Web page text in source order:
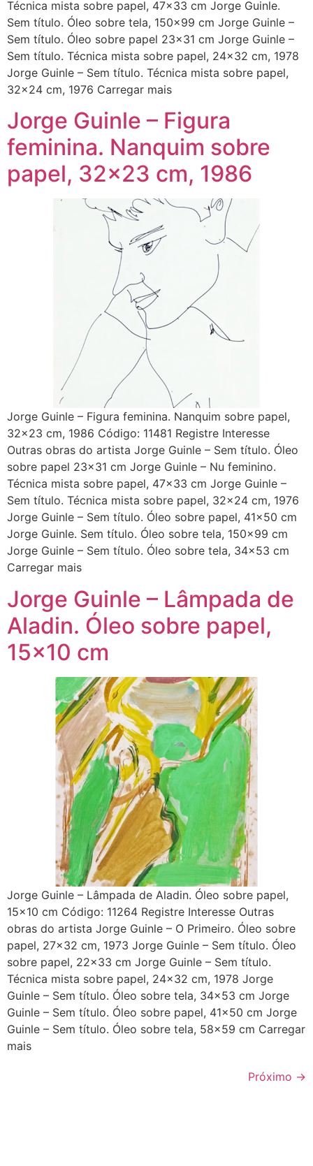
Técnica mista sobre papel, 47×33 cm Jorge Guinle.
Sem título. Óleo sobre tela, 150×99 cm Jorge Guinle –
Sem título. Óleo sobre papel 23×31 cm Jorge Guinle –
Sem título. Técnica mista sobre papel, 24×32 cm, 1978
Jorge Guinle – Sem título. Técnica mista sobre papel,
32×24 cm, 1976 Carregar mais
Jorge Guinle – Figura
feminina. Nanquim sobre
papel, 32×23 cm, 1986
Jorge Guinle – Figura feminina. Nanquim sobre papel,
32×23 cm, 1986 Código: 11481 Registre Interesse
Outras obras do artista Jorge Guinle – Sem título. Óleo
sobre papel 23×31 cm Jorge Guinle – Nu feminino.
Técnica mista sobre papel, 47×33 cm Jorge Guinle –
Sem título. Técnica mista sobre papel, 32×24 cm, 1976
Jorge Guinle – Sem título. Óleo sobre papel, 41×50 cm
Jorge Guinle. Sem título. Óleo sobre tela, 150×99 cm
Jorge Guinle – Sem título. Óleo sobre tela, 34×53 cm
Carregar mais
Jorge Guinle – Lâmpada de
Aladin. Óleo sobre papel,
15×10 cm
Jorge Guinle – Lâmpada de Aladin. Óleo sobre papel,
15×10 cm Código: 11264 Registre Interesse Outras
obras do artista Jorge Guinle – O Primeiro. Óleo sobre
papel, 27×32 cm, 1973 Jorge Guinle – Sem título. Óleo
sobre papel, 22×33 cm Jorge Guinle – Sem título.
Técnica mista sobre papel, 24×32 cm, 1978 Jorge
Guinle – Sem título. Óleo sobre tela, 34×53 cm Jorge
Guinle – Sem título. Óleo sobre papel, 41×50 cm Jorge
Guinle – Sem título. Óleo sobre tela, 58×59 cm Carregar
mais
Próximo →